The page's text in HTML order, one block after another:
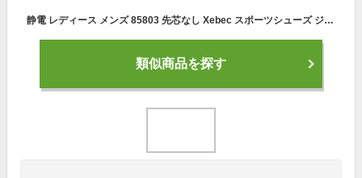
静電 レディース メンズ 85803 先芯なし Xebec スポーツシューズ ジーベック 静電性 静電気帯電防止靴 男女兼用 耐油性ゴム底 ローカット
類似商品を探す